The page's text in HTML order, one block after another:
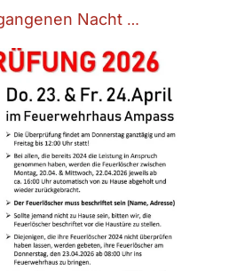
Nacht …
– kommende Woche ist es soweit!
Hier die finalen...
Apr. 13